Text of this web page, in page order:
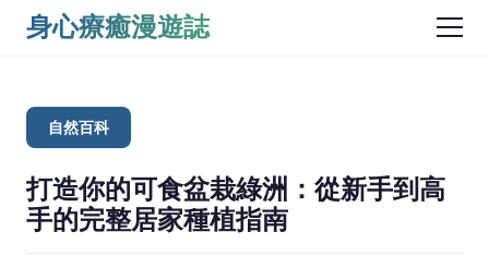
身心療癒漫遊誌
自然百科
打造你的可食盆栽綠洲：從新手到高
手的完整居家種植指南